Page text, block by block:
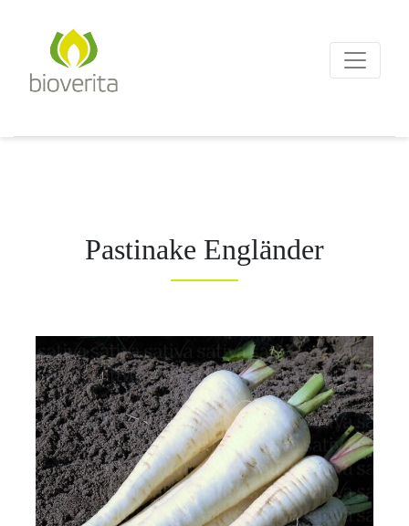
Von der Züchtung bis zum
Pastinake Engländer